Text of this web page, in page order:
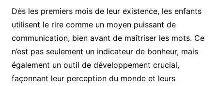
Dès les premiers mois de leur existence, les enfants
utilisent le rire comme un moyen puissant de
communication, bien avant de maîtriser les mots. Ce
n’est pas seulement un indicateur de bonheur, mais
également un outil de développement crucial,
façonnant leur perception du monde et leurs